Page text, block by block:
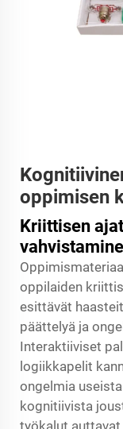
oppimisen
Kriittisen
oppilaiden
esittävät
päättelyä ja
Interaktiiviset
logiikkapelit
ongelmia
kognitiivista
työkalut